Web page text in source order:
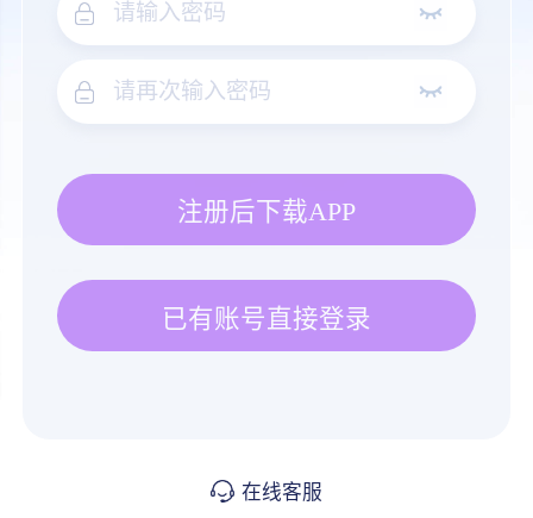
注册后下载APP
已有账号直接登录
在线客服